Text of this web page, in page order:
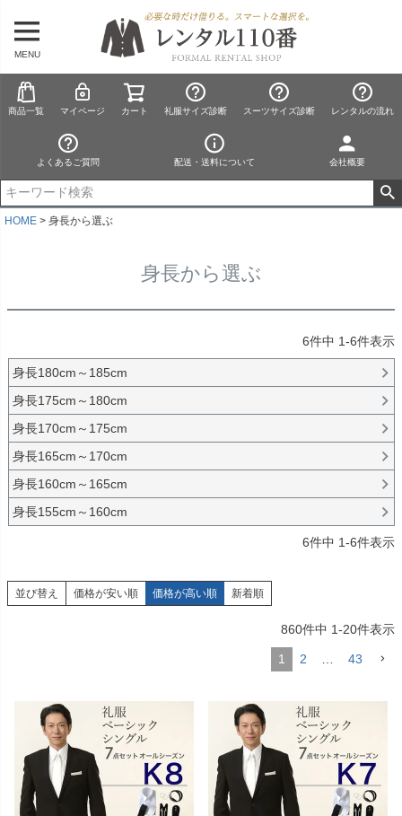
MENU
商品一覧 マイページ カート 礼服サイズ診断 スーツサイズ診断 レンタルの流れ
よくあるご質問 配送・送料について 会社概要
HOME 身長から選ぶ
身長から選ぶ
6件中 1-6件表示
身長180cm～185cm
身長175cm～180cm
身長170cm～175cm
身長165cm～170cm
身長160cm～165cm
身長155cm～160cm
6件中 1-6件表示
並び替え 価格が安い順 価格が高い順 新着順
860件中 1-20件表示
1 2 … 43